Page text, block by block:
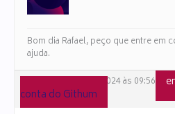
Bom dia Rafael, peço que entre em
ajuda.
25 de novembro de 2024 às 09:56
conta do Githum